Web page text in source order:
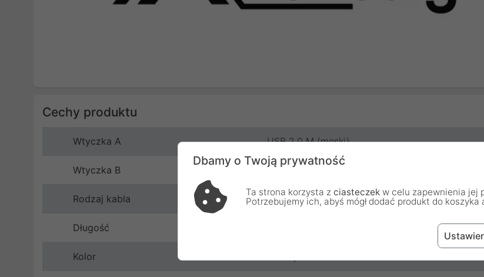
Cechy produktu
Wtyczka A USB 2.0 M (męski)
Wtyczka B USB 2.0 Type C
Rodzaj kabla Kabel
Długość
Kolor
Dbamy o Twoją prywatność
Ta strona korzysta z ciasteczek w celu zapewnienia jej
Potrzebujemy ich, abyś mógł dodać produkt do